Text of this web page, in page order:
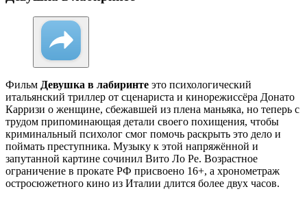
Фильм Девушка в лабиринте это психологический
итальянский триллер от сценариста и кинорежиссёра Донато
Карризи о женщине, сбежавшей из плена маньяка, но теперь с
трудом припоминающая детали своего похищения, чтобы
криминальный психолог смог помочь раскрыть это дело и
поймать преступника. Музыку к этой напряжённой и
запутанной картине сочинил Вито Ло Ре. Возрастное
ограничение в прокате РФ присвоено 16+, а хронометраж
остросюжетного кино из Италии длится более двух часов.